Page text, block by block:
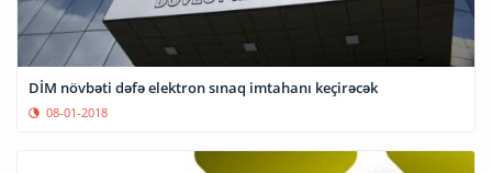
DİM növbəti dəfə elektron sınaq imtahanı keçirəcək
08-01-2018